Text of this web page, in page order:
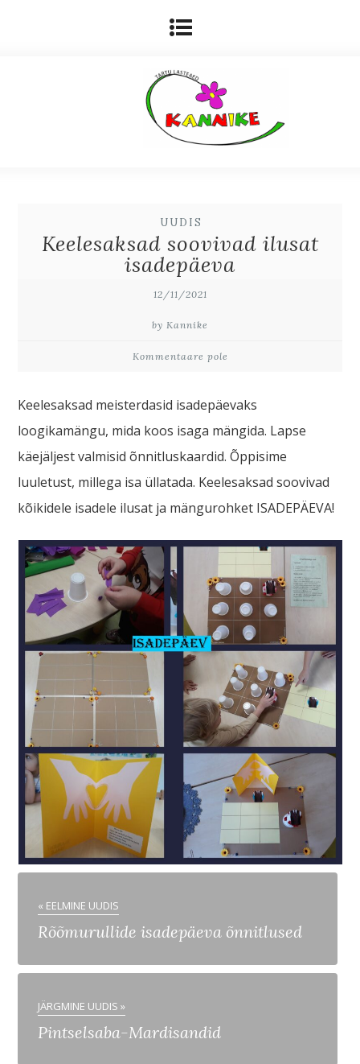
UUDIS
Keelesaksad soovivad ilusat
isadepäeva
12/11/2021
by Kannike
Kommentaare pole
Keelesaksad meisterdasid isadepäevaks
loogikamängu, mida koos isaga mängida. Lapse
käejäljest valmisid õnnitluskaardid. Õppisime
luuletust, millega isa üllatada. Keelesaksad soovivad
kõikidele isadele ilusat ja mängurohket ISADEPÄEVA!
« EELMINE UUDIS
Rõõmurullide isadepäeva õnnitlused
JÄRGMINE UUDIS »
Pintselsaba-Mardisandid